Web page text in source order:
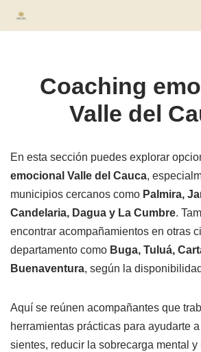
Coaching
Valle del
En esta sección puedes explorar
emocional Valle del Cauca,
municipios cercanos como Palmira,
Candelaria, Dagua y La Cumbre.
encontrar acompañamientos en otras
departamento como Buga, Tuluá,
Buenaventura, según la
Aquí se reúnen acompañantes que
herramientas prácticas para ayudarte
sientes, reducir la sobrecarga mental